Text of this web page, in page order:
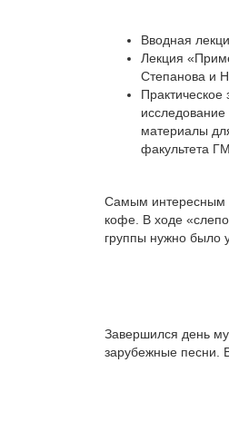
Вводная
Лекция
Степанова и
Практическое
материалы
факультета
Самым интересным
кофе. В ходе
группы нужно было
Завершился день
зарубежные песни.